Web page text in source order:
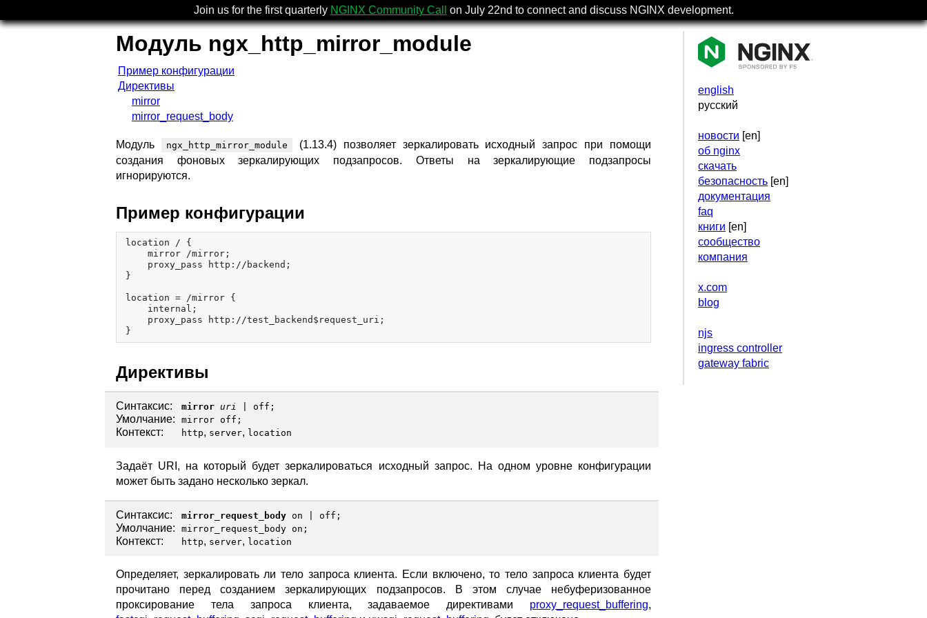
Join us for the first quarterly NGINX Community Call on July 22nd to connect and discuss NGINX development.
english
русский
новости [en]
об nginx
скачать
безопасность [en]
документация
faq
книги [en]
сообщество
компания
x.com
blog
njs
ingress controller
gateway fabric
Модуль ngx_http_mirror_module
Пример конфигурации
Директивы
mirror
mirror_request_body
Модуль ngx_http_mirror_module
(1.13.4) позволяет зеркалировать исходный запрос при помощи
создания фоновых зеркалирующих подзапросов. Ответы на зеркалирующие подзапросы
игнорируются.
Пример конфигурации
location / {
    mirror /mirror;
    proxy_pass http://backend;
}
location = /mirror {
    internal;
    proxy_pass http://test_backend$request_uri;
Директивы
Синтаксис: mirror uri off ;
Умолчание: mirror off;
Контекст: http, server, location
Задаёт URI, на который будет зеркалироваться исходный запрос. На одном уровне конфигурации
может быть задано несколько зеркал.
Синтаксис: mirror_request_body on off ;
Умолчание: mirror_request_body on;
Контекст: http, server, location
Определяет, зеркалировать ли тело запроса клиента. Если включено, то тело запроса клиента будет
прочитано перед созданием зеркалирующих подзапросов. В этом случае небуферизованное
проксирование тела запроса клиента, задаваемое директивами proxy_request_buffering,